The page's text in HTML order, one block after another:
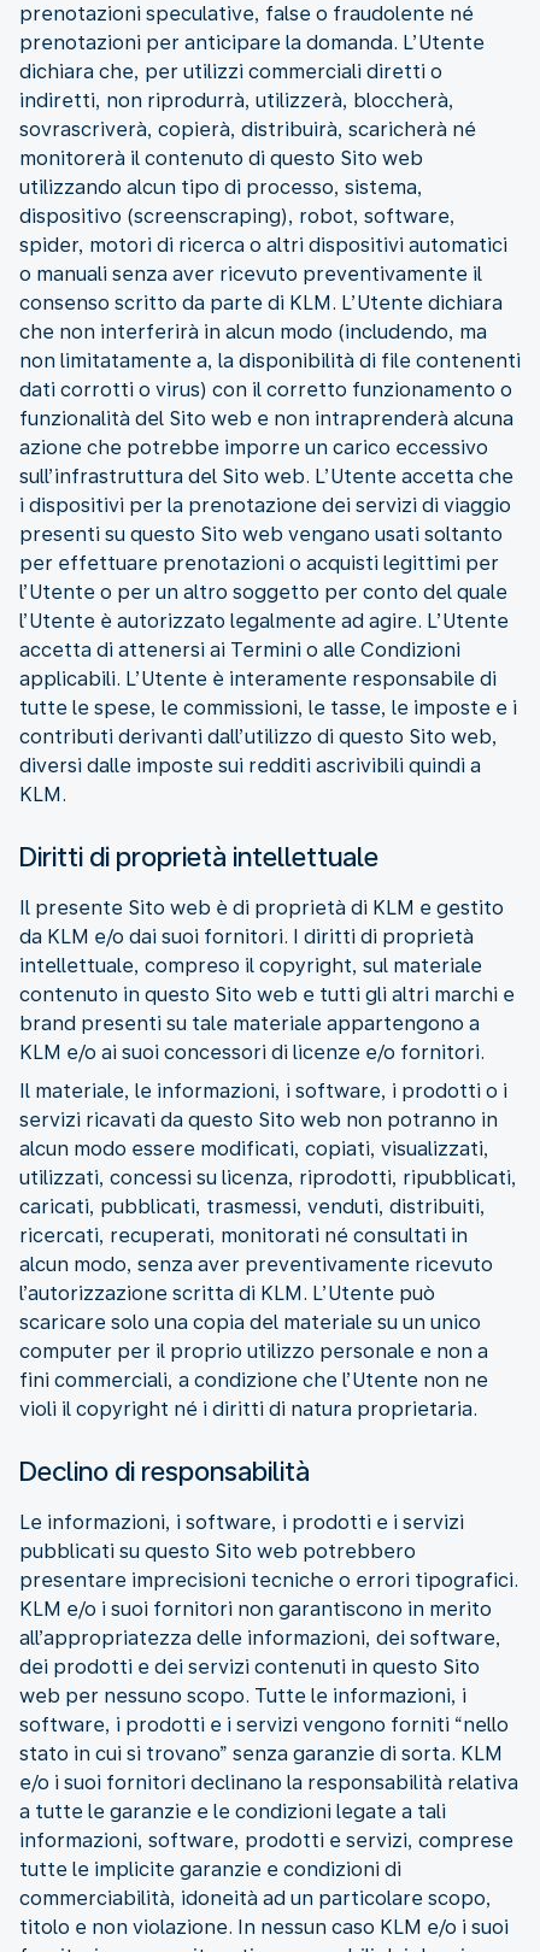
prenotazioni speculative, false o fraudolente né
prenotazioni per anticipare la domanda. L’Utente
dichiara che, per utilizzi commerciali diretti o
indiretti, non riprodurrà, utilizzerà, bloccherà,
sovrascriverà, copierà, distribuirà, scaricherà né
monitorerà il contenuto di questo Sito web
utilizzando alcun tipo di processo, sistema,
dispositivo (screenscraping), robot, software,
spider, motori di ricerca o altri dispositivi automatici
o manuali senza aver ricevuto preventivamente il
consenso scritto da parte di KLM. L’Utente dichiara
che non interferirà in alcun modo (includendo, ma
non limitatamente a, la disponibilità di file contenenti
dati corrotti o virus) con il corretto funzionamento o
funzionalità del Sito web e non intraprenderà alcuna
azione che potrebbe imporre un carico eccessivo
sull’infrastruttura del Sito web. L’Utente accetta che
i dispositivi per la prenotazione dei servizi di viaggio
presenti su questo Sito web vengano usati soltanto
per effettuare prenotazioni o acquisti legittimi per
l’Utente o per un altro soggetto per conto del quale
l’Utente è autorizzato legalmente ad agire. L’Utente
accetta di attenersi ai Termini o alle Condizioni
applicabili. L’Utente è interamente responsabile di
tutte le spese, le commissioni, le tasse, le imposte e i
contributi derivanti dall’utilizzo di questo Sito web,
diversi dalle imposte sui redditi ascrivibili quindi a
KLM.
Diritti di proprietà intellettuale
Il presente Sito web è di proprietà di KLM e gestito
da KLM e/o dai suoi fornitori. I diritti di proprietà
intellettuale, compreso il copyright, sul materiale
contenuto in questo Sito web e tutti gli altri marchi e
brand presenti su tale materiale appartengono a
KLM e/o ai suoi concessori di licenze e/o fornitori.
Il materiale, le informazioni, i software, i prodotti o i
servizi ricavati da questo Sito web non potranno in
alcun modo essere modificati, copiati, visualizzati,
utilizzati, concessi su licenza, riprodotti, ripubblicati,
caricati, pubblicati, trasmessi, venduti, distribuiti,
ricercati, recuperati, monitorati né consultati in
alcun modo, senza aver preventivamente ricevuto
l’autorizzazione scritta di KLM. L’Utente può
scaricare solo una copia del materiale su un unico
computer per il proprio utilizzo personale e non a
fini commerciali, a condizione che l’Utente non ne
violi il copyright né i diritti di natura proprietaria.
Declino di responsabilità
Le informazioni, i software, i prodotti e i servizi
pubblicati su questo Sito web potrebbero
presentare imprecisioni tecniche o errori tipografici.
KLM e/o i suoi fornitori non garantiscono in merito
all’appropriatezza delle informazioni, dei software,
dei prodotti e dei servizi contenuti in questo Sito
web per nessuno scopo. Tutte le informazioni, i
software, i prodotti e i servizi vengono forniti “nello
stato in cui si trovano” senza garanzie di sorta. KLM
e/o i suoi fornitori declinano la responsabilità relativa
a tutte le garanzie e le condizioni legate a tali
informazioni, software, prodotti e servizi, comprese
tutte le implicite garanzie e condizioni di
commerciabilità, idoneità ad un particolare scopo,
titolo e non violazione. In nessun caso KLM e/o i suoi